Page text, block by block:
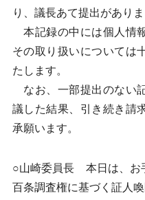
り、議長あて提出がありま
本記録の中には個人情
その取り扱いについては
たします。
なお、一部提出のない
議した結果、引き続き請
承願います。
○山崎委員長 本日は、お
百条調査権に基づく証人喚